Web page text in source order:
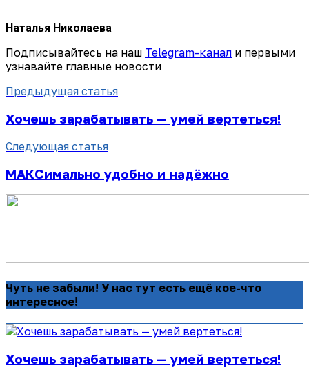
Наталья Николаева
Подписывайтесь на наш Telegram-канал и первыми
узнавайте главные новости
Предыдущая статья
Хочешь зарабатывать — умей вертеться!
Следующая статья
МАКСимально удобно и надёжно
Чуть не забыли! У нас тут есть ещё кое-что
интересное!
Хочешь зарабатывать — умей вертеться!